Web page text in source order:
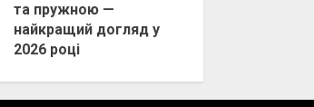
та пружною —
найкращий догляд у
2026 році